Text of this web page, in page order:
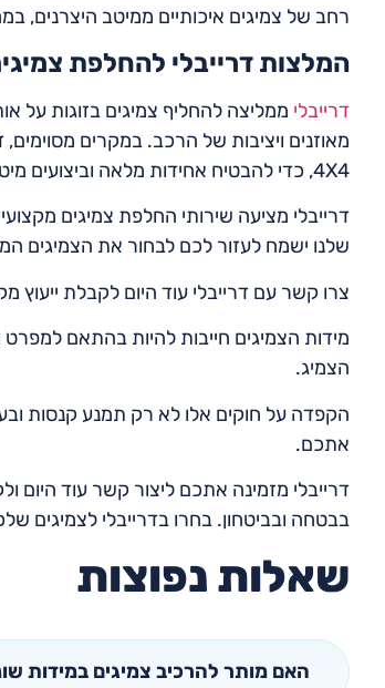
רחב של צמיגים איכותיים ממיטב היצרנים,
המלצות דרייבלי להחלפת
דרייבלי ממליצה להחליף צמיגים בזוגות על
מאוזנים ויציבות של הרכב. במקרים
4X4, כדי להבטיח אחידות מלאה וביצועים מיטביים.
דרייבלי מציעה שירותי החלפת צמיגים
שלנו ישמח לעזור לכם לבחור את הצמיגים
צרו קשר עם דרייבלי עוד היום לקבלת
מידות הצמיגים חייבות להיות בהתאם
הצמיג.
הקפדה על חוקים אלו לא רק תמנע קנסות
אתכם.
דרייבלי מזמינה אתכם ליצור קשר עוד היום
בבטחה ובביטחון. בחרו בדרייבלי לצמיגים
שאלות נפוצות
האם מותר להרכיב צמיגים במידות